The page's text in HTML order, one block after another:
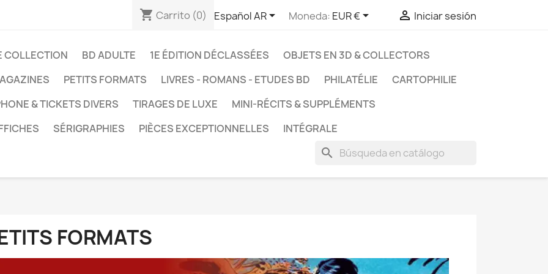
shopping_cart Carrito (0) Español AR Moneda: EUR €  Iniciar sesión
COLLECTION BD ADULTE 1E ÉDITION DÉCLASSÉES
OBJETS EN 3D & COLLECTORS
PETITS FORMATS LIVRES - ROMANS - ETUDES BD PHILATÉLIE
CARTOPHILIE
& TICKETS DIVERS
TIRAGES DE LUXE
MINI-RÉCITS & SUPPLÉMENTS
SÉRIGRAPHIES PIÈCES EXCEPTIONNELLES INTÉGRALE
search
FORMATS